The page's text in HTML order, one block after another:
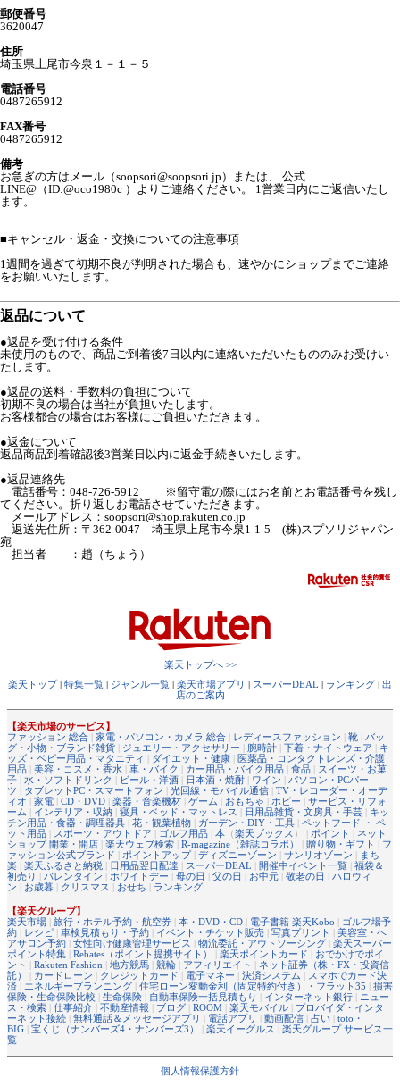
郵便番号
3620047
住所
埼玉県上尾市今泉１－１－５
電話番号
0487265912
FAX番号
0487265912
備考
お急ぎの方はメール（soopsori@soopsori.jp）または、 公式
LINE@（ID:@oco1980c ）よりご連絡ください。 1営業日内にご返信いたし
ます。
■キャンセル・返金・交換についての注意事項
1週間を過ぎて初期不良が判明された場合も、速やかにショップまでご連絡
をお願いいたします。
返品について
●返品を受け付ける条件
未使用のもので、商品ご到着後7日以内に連絡いただいたもののみお受けい
たします。
●返品の送料・手数料の負担について
初期不良の場合は当社が負担いたします。
お客様都合の場合はお客様にご負担いただきます。
●返金について
返品商品到着確認後3営業日以内に返金手続きいたします。
●返品連絡先
電話番号：048-726-5912 ※留守電の際にはお名前とお電話番号を残し
てください。折り返しお電話させていただきます。
メールアドレス：soopsori@shop.rakuten.co.jp
返送先住所：〒362-0047 埼玉県上尾市今泉1-1-5 (株)スプソリジャパン
宛
担当者 ：趙（ちょう）
楽天トップへ >>
楽天トップ| 特集一覧 | ジャンル一覧 | 楽天市場アプリ | スーパーDEAL | ランキング | 出
店のご案内
【楽天市場のサービス】
ファッション 総合 | 家電・パソコン・カメラ 総合 | レディースファッション | 靴 | バッ
グ・小物・ブランド雑貨 | ジュエリー・アクセサリー | 腕時計 | 下着・ナイトウェア | キ
ッズ・ベビー用品・マタニティ | ダイエット・健康 | 医薬品・コンタクトレンズ・介護
用品 | 美容・コスメ・香水 | 車・バイク | カー用品・バイク用品 | 食品 | スイーツ・お菓
子 | 水・ソフトドリンク | ビール・洋酒 | 日本酒・焼酎 | ワイン | パソコン・PCパー
ツ | タブレットPC・スマートフォン | 光回線・モバイル通信 | TV・レコーダー・オーデ
ィオ | 家電 | CD・DVD | 楽器・音楽機材 | ゲーム | おもちゃ | ホビー | サービス・リフォ
ーム | インテリア・収納 | 寝具・ベッド・マットレス | 日用品雑貨・文房具・手芸 | キッ
チン用品・食器・調理器具 | 花・観葉植物 | ガーデン・DIY・工具 | ペットフード ・ ペ
ット用品 | スポーツ・アウトドア | ゴルフ用品 | 本 （楽天ブックス ） | ポイント | ネット
ショップ 開業・開店 | 楽天ウェブ検索 | R-magazine（雑誌コラボ） | 贈り物・ギフト | フ
ァッション公式ブランド | ポイントアップ| ディズニーゾーン | サンリオゾーン | まち
楽 | 楽天ふるさと納税 | 日用品翌日配達 | スーパーDEAL | 開催中イベント一覧 | 福袋＆
初売り | バレンタイン | ホワイトデー | 母の日 | 父の日 | お中元 | 敬老の日 | ハロウィ
ン | お歳暮 | クリスマス | おせち | ランキング
【楽天グループ】
楽天市場 | 旅行・ホテル予約・航空券 | 本・DVD・CD | 電子書籍 楽天Kobo | ゴルフ場予
約 | レシピ | 車検見積もり・予約 | イベント・チケット販売 | 写真プリント | 美容室・ヘ
アサロン予約 | 女性向け健康管理サービス | 物流委託・アウトソーシング | 楽天スーパー
ポイント特集 | Rebates（ポイント提携サイト） | 楽天ポイントカード | おでかけでポイ
ント | Rakuten Fashion | 地方競馬 | 競輪 | アフィリエイト | ネット証券（株・FX・投資信
託）
| カードローン | クレジットカード | 電子マネー | 決済システム | スマホでカード決
済 | エネルギープランニング | 住宅ローン変動金利（固定特約付き）・フラット35 | 損害
保険・生命保険比較 | 生命保険 | 自動車保険一括見積もり | インターネット銀行 | ニュー
ス・検索 | 仕事紹介 | 不動産情報 | ブログ | ROOM | 楽天モバイル | プロバイダ・インタ
ーネット接続 | 無料通話＆メッセージアプリ | 電話アプリ | 動画配信 | 占い | toto・
BIG | 宝くじ（ナンバーズ4・ナンバーズ3） | 楽天イーグルス | 楽天グループ サービス一
覧
個人情報保護方針